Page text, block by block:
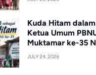
Kuda Hitam dalam
Ketua Umum
Muktamar ke-35
JULY 24, 2026